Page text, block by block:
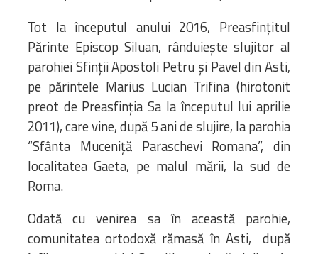
Tot la începutul anului 2016, Preasfințitul
Părinte Episcop Siluan, rânduiește slujitor al
parohiei Sfinții Apostoli Petru și Pavel din Asti,
pe părintele Marius Lucian Trifina (hirotonit
preot de Preasfinția Sa la începutul lui aprilie
2011), care vine, după 5 ani de slujire, la parohia
“Sfânta Muceniță Paraschevi Romana”, din
localitatea Gaeta, pe malul mării, la sud de
Roma.
Odată cu venirea sa în această parohie,
comunitatea ortodoxă rămasă în Asti, după